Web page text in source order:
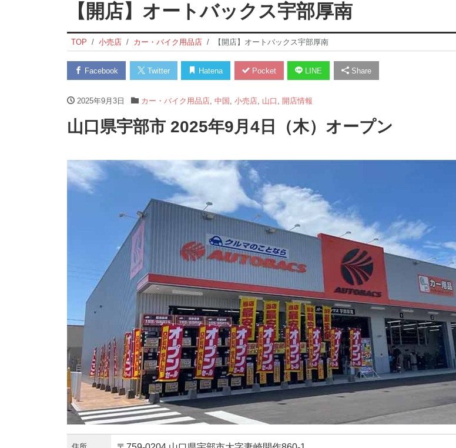
【開店】オートバックス宇部厚南
TOP 小売店 カー・バイク用品店 【開店】オートバックス宇部厚南
Facebook Twitter Hatena Pocket LINE Share
2025年9月3日 カー・バイク用品店, 中国 小売店, 山口 開店情報
山口県宇部市 2025年9月4日（木）オープン
住所